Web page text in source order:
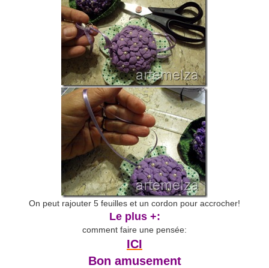
On peut rajouter 5 feuilles et un cordon pour accrocher!
Le plus +:
comment faire une pensée:
ICI
Bon amusement